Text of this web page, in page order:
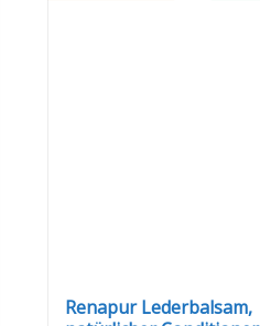
Renapur Lederbalsam,